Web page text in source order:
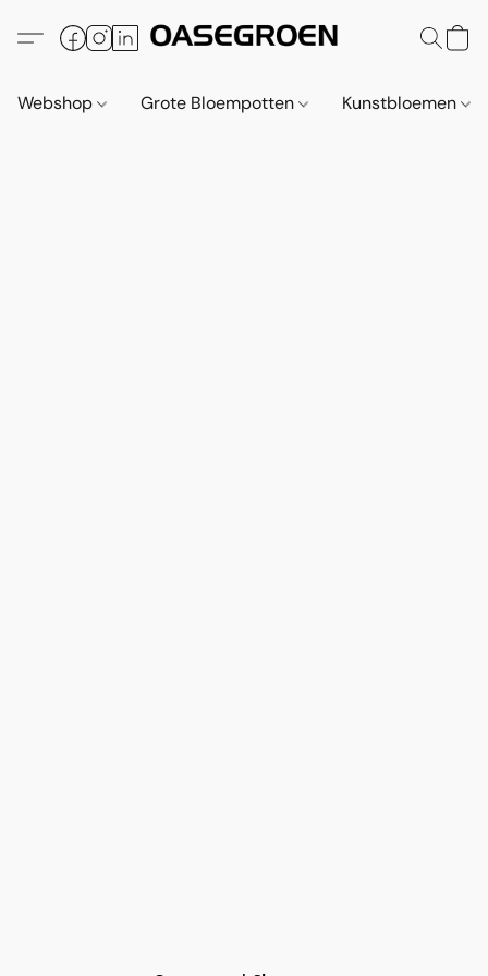
Webshop Grote Bloempotten Kunstbloemen